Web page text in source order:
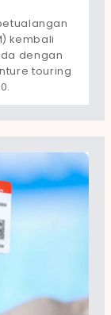
kembali
dengan
touring